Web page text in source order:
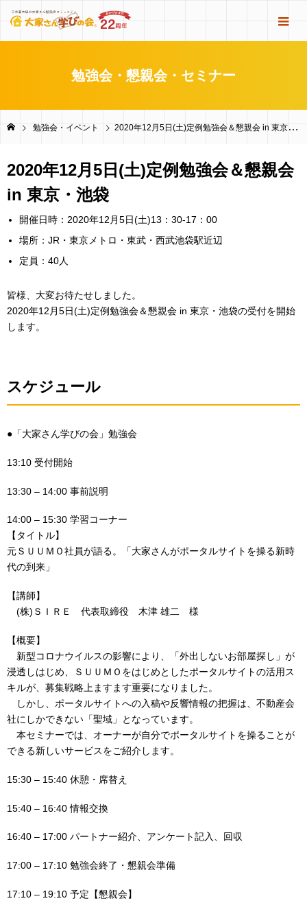
勉強会・懇親会・セミナー
勉強会・イベント 2020年12月5日(土)定例勉強会＆懇親会 in 東京・池袋
2020年12月5日(土)定例勉強会＆懇親会
in 東京・池袋
開催日時：2020年12月5日(土)13：30-17：00
場所：JR・東京メトロ・東武・西武池袋駅近辺
定員：40人
皆様、大変お待たせしました。
2020年12月5日(土)定例勉強会＆懇親会 in 東京・池袋の受付を開始
します。
スケジュール
●「大家さん学びの会」勉強会
13:10 受付開始
13:30 – 14:00 事前説明
14:00 – 15:30 学習コーナー
【タイトル】
元ＳＵＵＭＯ社員が語る。「大家さんがポータルサイトを操る新時
代の到来」
【講師】
(株)ＳＩＲＥ 代表取締役 木津 雄二 様
【概要】
新型コロナウイルスの影響により、「外出しないお部屋探し」が
浸透しはじめ、ＳＵＵＭＯをはじめとしたポータルサイトの活用ス
キルが、募集戦略上ますます重要になりました。
しかし、ポータルサイトへの入稿や反響情報の把握は、不動産会
社にしかできない「聖域」となっています。
本セミナーでは、オーナーが自分でポータルサイトを操ることが
できる新しいサービスをご紹介します。
15:30 – 15:40 休憩・席替え
15:40 – 16:40 情報交換
16:40 – 17:00 パートナー紹介、アンケート記入、回収
17:00 – 17:10 勉強会終了・懇親会準備
17:10 – 19:10 予定【懇親会】